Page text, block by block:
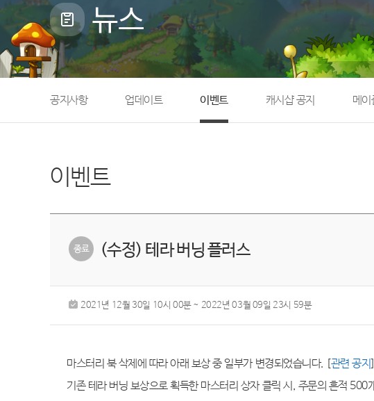
메이플 알림판
with maple
뉴스
공지사항 업데이트 이벤트 캐시샵 공지 메
이벤트
(수정) 테라 버닝 플러스
2021년 12월 30일 10시 00분 ~ 2022년 03월 09일 23시 59분
마스터리 북 삭제에 따라 아래 보상 중 일부가 변경되었습니다. [관련 공지]
기존 테라 버닝 보상으로 획득한 마스터리 상자 클릭 시 , 주문의 흔적 500